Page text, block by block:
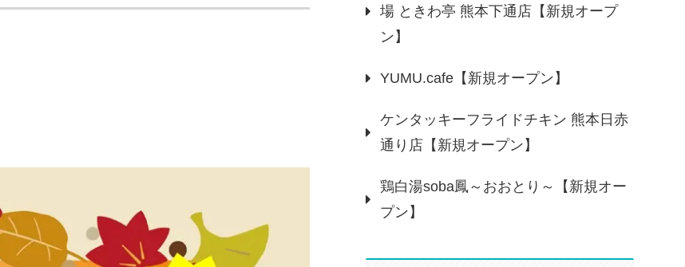
場 ときわ亭 熊本下通店【新規オープ
ン】
YUMU.cafe【新規オープン】
ケンタッキーフライドチキン 熊本日赤
通り店【新規オープン】
鶏白湯soba鳳～おおとり～【新規オー
プン】